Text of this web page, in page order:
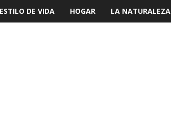
ESTILO DE VIDA HOGAR LA NATURALEZA